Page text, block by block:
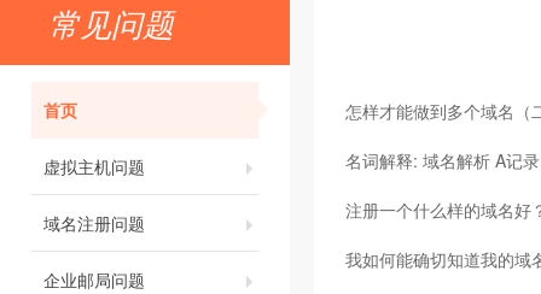
常见问题
首页
虚拟主机问题
域名注册问题
企业邮局问题
怎样才能做到多个域名（
名词解释: 域名解析 A记
注册一个什么样的域名好
我如何能确切知道我的域